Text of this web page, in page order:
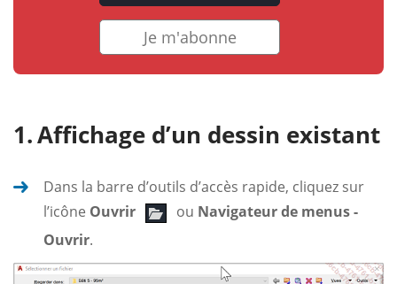
Je m'abonne
Affichage d’un dessin existant
Dans la barre d’outils d’accès rapide, cliquez sur
l’icône Ouvrir ou Navigateur de menus -
Ouvrir.